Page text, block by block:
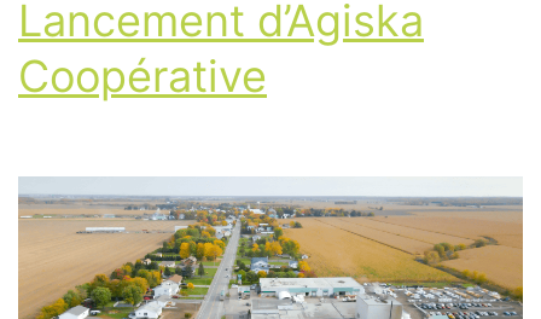
Lancement d’Agiska
Coopérative